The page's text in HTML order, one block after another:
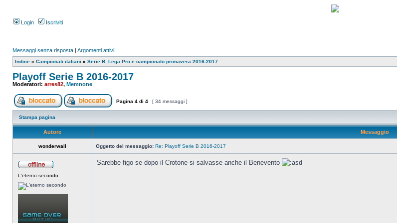
Login Iscriviti
Messaggi senza risposta | Argomenti attivi
Indice » Campionati italiani » Serie B, Lega Pro e campionato primavera 2016-2017
Playoff Serie B 2016-2017
Moderatori: arres82, Memnone
Pagina 4 di 4 [ 34 messaggi ]
Stampa pagina
Autore Messaggio
wonderwall Oggetto del messaggio: Re: Playoff Serie B 2016-2017
L'eterno secondo
Sarebbe figo se dopo il Crotone si salvasse anche il Benevento